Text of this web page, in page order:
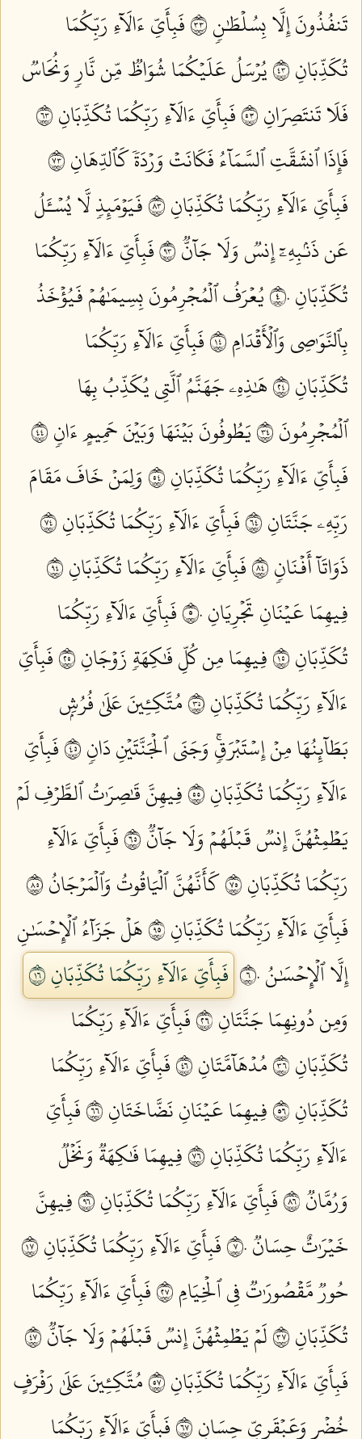
تَنفُذُونَ إِلَّا بِسُلۡطَٰنٖ ٣٣
فَبِأَيِّ ءَالَآءِ رَبِّكُمَا
تُكَذِّبَانِ ٣٤
يُرۡسَلُ عَلَيۡكُمَا شُوَاظٞ مِّن نَّارٖ وَنُحَاسٞ
فَلَا تَنتَصِرَانِ ٣٥
فَبِأَيِّ ءَالَآءِ رَبِّكُمَا تُكَذِّبَانِ ٣٦
فَإِذَا ٱنشَقَّتِ ٱلسَّمَآءُ فَكَانَتۡ وَرۡدَةٗ كَٱلدِّهَانِ ٣٧
فَبِأَيِّ ءَالَآءِ رَبِّكُمَا تُكَذِّبَانِ ٣٨
فَيَوۡمَئِذٖ لَّا يُسۡـَٔلُ
عَن ذَنۢبِهِۦٓ إِنسٞ وَلَا جَآنّٞ ٣٩
فَبِأَيِّ ءَالَآءِ رَبِّكُمَا
تُكَذِّبَانِ ٤٠
يُعۡرَفُ ٱلۡمُجۡرِمُونَ بِسِيمَٰهُمۡ فَيُؤۡخَذُ
بِٱلنَّوَٰصِي وَٱلۡأَقۡدَامِ ٤١
فَبِأَيِّ ءَالَآءِ رَبِّكُمَا
تُكَذِّبَانِ ٤٢
هَٰذِهِۦ جَهَنَّمُ ٱلَّتِي يُكَذِّبُ بِهَا
ٱلۡمُجۡرِمُونَ ٤٣
يَطُوفُونَ بَيۡنَهَا وَبَيۡنَ حَمِيمٍ ءَانٖ ٤٤
فَبِأَيِّ ءَالَآءِ رَبِّكُمَا تُكَذِّبَانِ ٤٥
وَلِمَنۡ خَافَ مَقَامَ
رَبِّهِۦ جَنَّتَانِ ٤٦
فَبِأَيِّ ءَالَآءِ رَبِّكُمَا تُكَذِّبَانِ ٤٧
ذَوَاتَآ أَفۡنَانٖ ٤٨
فَبِأَيِّ ءَالَآءِ رَبِّكُمَا تُكَذِّبَانِ ٤٩
فِيهِمَا عَيۡنَانِ تَجۡرِيَانِ ٥٠
فَبِأَيِّ ءَالَآءِ رَبِّكُمَا
تُكَذِّبَانِ ٥١
فِيهِمَا مِن كُلِّ فَٰكِهَةٖ زَوۡجَانِ ٥٢
فَبِأَيِّ
ءَالَآءِ رَبِّكُمَا تُكَذِّبَانِ ٥٣
مُتَّكِـِٔينَ عَلَىٰ فُرُشِۭ
بَطَآئِنُهَا مِنۡ إِسۡتَبۡرَقٖۚ وَجَنَى ٱلۡجَنَّتَيۡنِ دَانٖ ٥٤
فَبِأَيِّ
ءَالَآءِ رَبِّكُمَا تُكَذِّبَانِ ٥٥
فِيهِنَّ قَٰصِرَٰتُ ٱلطَّرۡفِ لَمۡ
يَطۡمِثۡهُنَّ إِنسٞ قَبۡلَهُمۡ وَلَا جَآنّٞ ٥٦
فَبِأَيِّ ءَالَآءِ
رَبِّكُمَا تُكَذِّبَانِ ٥٧
كَأَنَّهُنَّ ٱلۡيَاقُوتُ وَٱلۡمَرۡجَانُ ٥٨
فَبِأَيِّ ءَالَآءِ رَبِّكُمَا تُكَذِّبَانِ ٥٩
هَلۡ جَزَآءُ ٱلۡإِحۡسَٰنِ
إِلَّا ٱلۡإِحۡسَٰنُ ٦٠
فَبِأَيِّ ءَالَآءِ رَبِّكُمَا تُكَذِّبَانِ ٦١
وَمِن دُونِهِمَا جَنَّتَانِ ٦٢
فَبِأَيِّ ءَالَآءِ رَبِّكُمَا
تُكَذِّبَانِ ٦٣
مُدۡهَآمَّتَانِ ٦٤
فَبِأَيِّ ءَالَآءِ رَبِّكُمَا
تُكَذِّبَانِ ٦٥
فِيهِمَا عَيۡنَانِ نَضَّاخَتَانِ ٦٦
فَبِأَيِّ
ءَالَآءِ رَبِّكُمَا تُكَذِّبَانِ ٦٧
فِيهِمَا فَٰكِهَةٞ وَنَخۡلٞ
وَرُمَّانٞ ٦٨
فَبِأَيِّ ءَالَآءِ رَبِّكُمَا تُكَذِّبَانِ ٦٩
فِيهِنَّ
خَيۡرَٰتٌ حِسَانٞ ٧٠
فَبِأَيِّ ءَالَآءِ رَبِّكُمَا تُكَذِّبَانِ ٧١
حُورٞ مَّقۡصُورَٰتٞ فِي ٱلۡخِيَامِ ٧٢
فَبِأَيِّ ءَالَآءِ رَبِّكُمَا
تُكَذِّبَانِ ٧٣
لَمۡ يَطۡمِثۡهُنَّ إِنسٞ قَبۡلَهُمۡ وَلَا جَآنّٞ ٧٤
فَبِأَيِّ ءَالَآءِ رَبِّكُمَا تُكَذِّبَانِ ٧٥
مُتَّكِـِٔينَ عَلَىٰ رَفۡرَفٍ
خُضۡرٖ وَعَبۡقَرِيٍّ حِسَانٖ ٧٦
فَبِأَيِّ ءَالَآءِ رَبِّكُمَا